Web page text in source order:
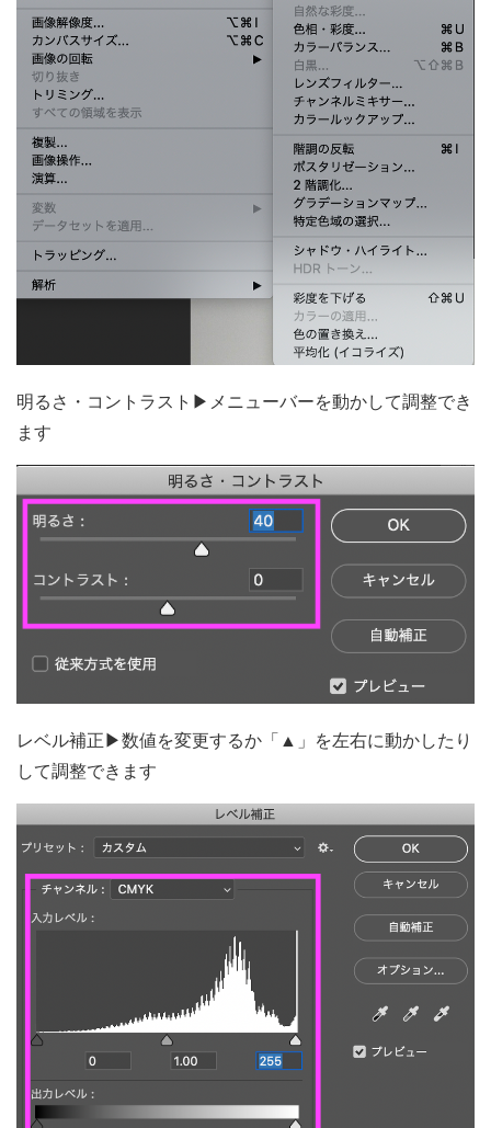
明るさ・コントラスト▶メニューバーを動かして調整でき
ます
レベル補正▶数値を変更するか「▲」を左右に動かしたり
して調整できます